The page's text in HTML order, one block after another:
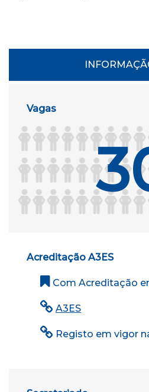
Vagas
Acreditação A3ES
Com Acreditação
A3ES
Registo em vigor